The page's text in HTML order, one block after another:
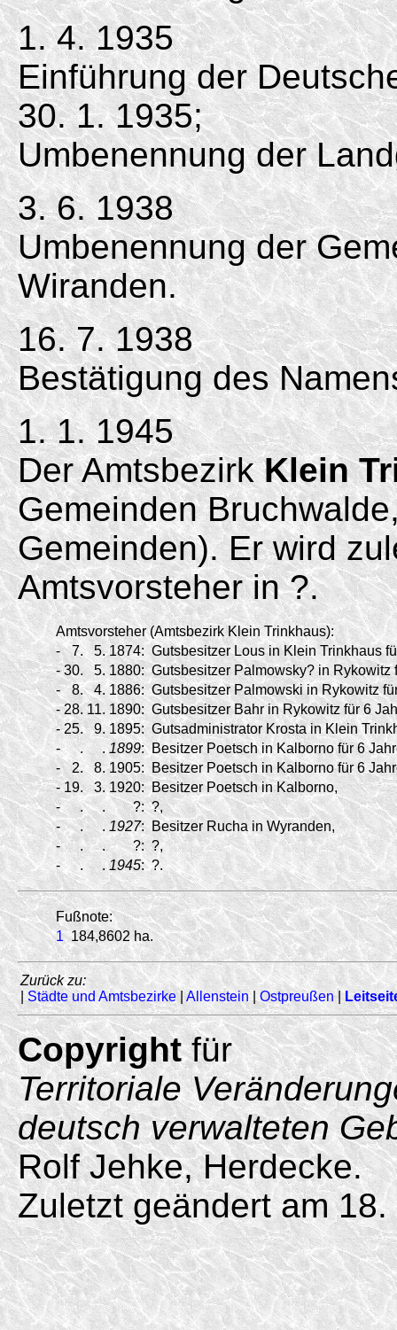
1. 4. 1935
Einführung der
30. 1. 1935;
Umbenennung der
3. 6. 1938
Umbenennung der
Wiranden.
16. 7. 1938
Bestätigung des
1. 1. 1945
Der AmtsbezirkKlein
Gemeinden
Gemeinden). Er wird
Amtsvorsteher in ?.
Amtsvorsteher (Amtsbezirk Klein Trinkhaus):
-
7. 5. 1874: Gutsbesitzer Lous in Klein Trinkhaus
- 30. 5. 1880: Gutsbesitzer Palmowsky? in Rykowitz
-
8. 4. 1886: Gutsbesitzer Palmowski in Rykowitz
- 28. 11. 1890: Gutsbesitzer Bahr in Rykowitz für 6
- 25. 9. 1895: Gutsadministrator Krosta in Klein
-
. . 1899: Besitzer Poetsch in Kalborno für 6
-
2. 8. 1905:
Besitzer Poetsch in Kalborno für 6
- 19. 3. 1920: Besitzer Poetsch in Kalborno,
-
. . ?: ?,
-
. . 1927:
Besitzer Rucha in Wyranden,
-
. . ?: ?,
-
. . 1945: ?.
Fußnote:
1 184,8602 ha.
Zurück zu:
| Städte und Amtsbezirke|Allenstein| Ostpreußen|
Copyrightfür
Territoriale
deutsch verwalteten
Rolf Jehke, Herdecke.
Zuletzt geändert am